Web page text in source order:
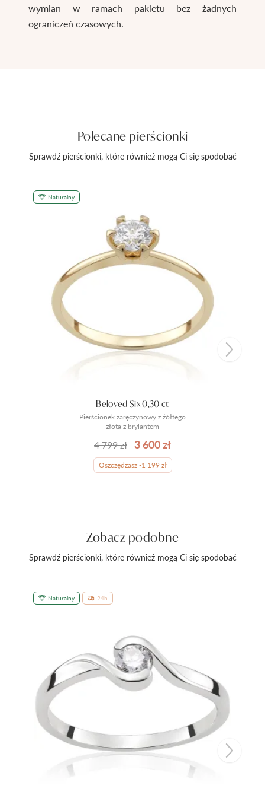
wymian w ramach pakietu bez żadnych
ograniczeń czasowych.
Polecane pierścionki
Sprawdź pierścionki, które również mogą Ci się spodobać
Naturalny
Pierścionek zaręczynowy z żółtego
złota z brylantem
Beloved Six 0,30 ct
4 799 zł 3 600 zł
Oszczędzasz -1 199 zł
Zobacz podobne
Sprawdź pierścionki, które również mogą Ci się spodobać
Naturalny 24h